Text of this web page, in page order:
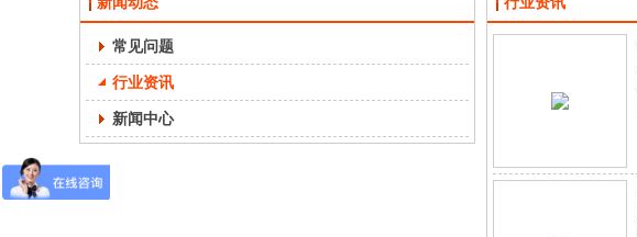
常见问题
行业资讯
新闻中心